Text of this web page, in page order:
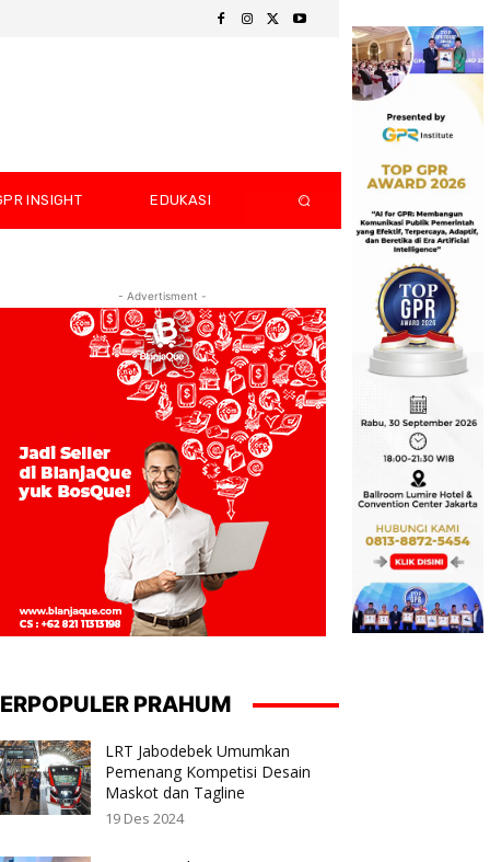
INSIGHT EDUKASI
- Advertisment -
PRAHUM
LRT Jabodebek Umumkan
Pemenang Kompetisi Desain
Maskot dan Tagline
19 Des 2024